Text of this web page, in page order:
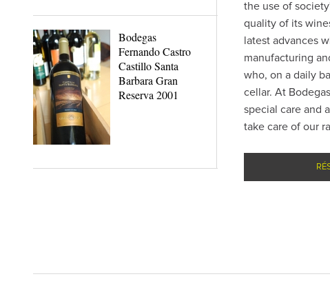
Bodegas
Fernando Castro
Castillo Santa
Barbara Gran
Reserva 2001
the use of
quality of its
latest advances
manufacturing
who, on a daily
cellar. At
special care and
take care of our